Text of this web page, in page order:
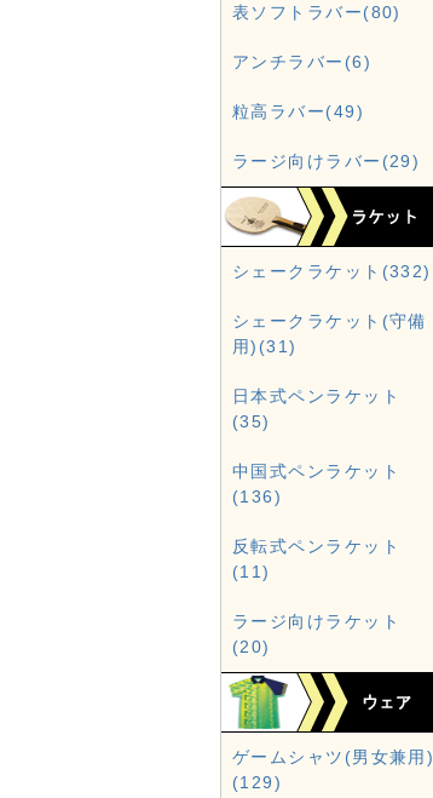
表ソフトラバー(80)
アンチラバー(6)
粒高ラバー(49)
ラージ向けラバー(29)
シェークラケット(332)
シェークラケット(守備
用)(31)
日本式ペンラケット
(35)
中国式ペンラケット
(136)
反転式ペンラケット
(11)
ラージ向けラケット
(20)
ゲームシャツ(男女兼用)
(129)